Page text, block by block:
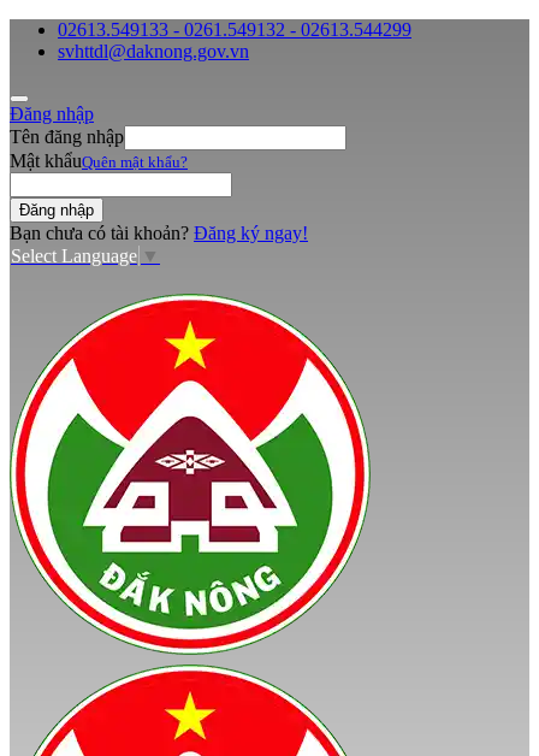
02613.549133 - 0261.549132 - 02613.544299
svhttdl@daknong.gov.vn
Đăng nhập
Tên đăng nhập
Mật khẩuQuên mật khẩu?
Bạn chưa có tài khoản? Đăng ký ngay!
Select Language ▼